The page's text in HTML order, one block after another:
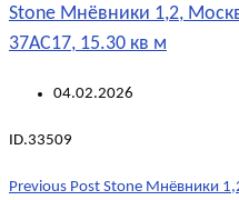
Stone Мнёвники 1,2,
37АС17, 15.30 кв м
04.02.2026
ID.33509
Post
Previous Post Stone Мнёвники